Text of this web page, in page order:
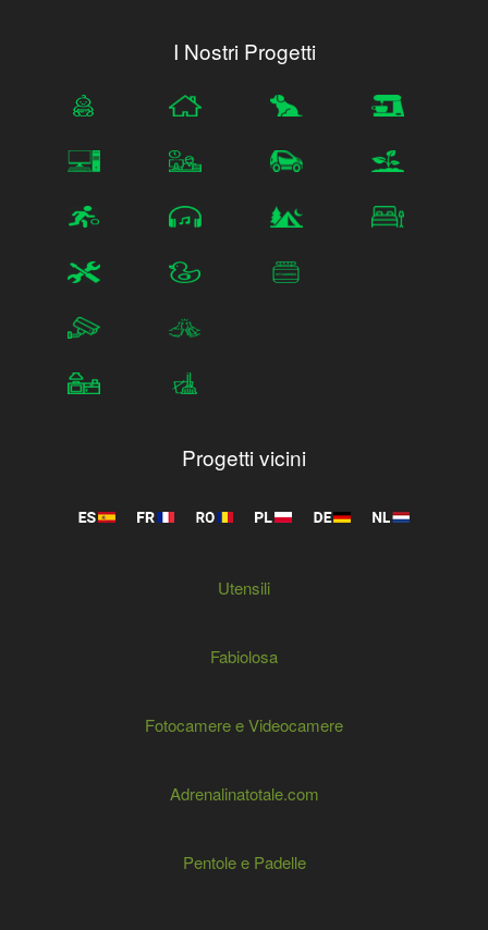
I Nostri Progetti
Progetti vicini
Utensili
Fabiolosa
Fotocamere e Videocamere
Adrenalinatotale.com
Pentole e Padelle